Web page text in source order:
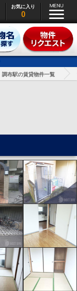
お気に入り
0
調布駅の賃貸物件一覧